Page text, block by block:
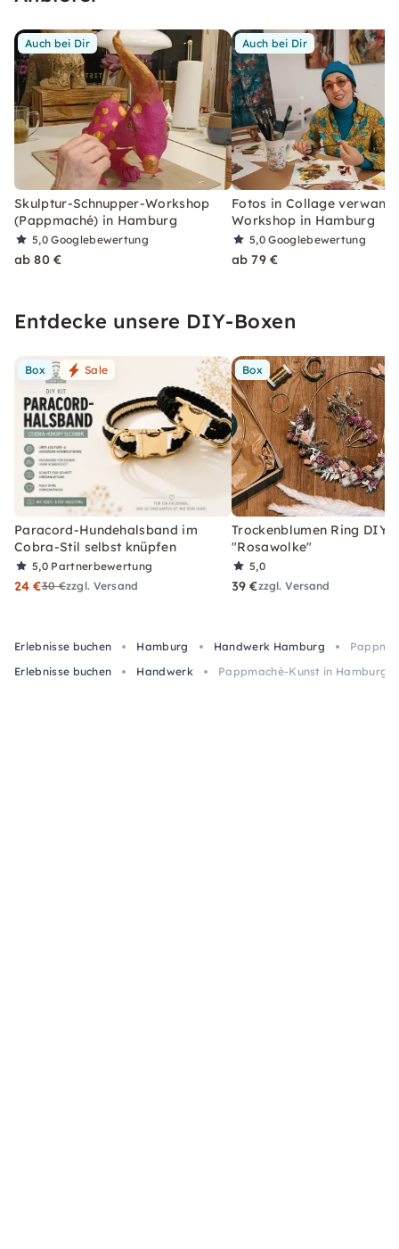
Auch bei Dir
Skulptur-Schnupper-Workshop
(Pappmaché) in Hamburg
5,0Googlebewertung
ab 80 €
Auch bei Dir
Fotos in Collage
Workshop in Hamburg
5,0Googlebewertung
ab 79 €
Entdecke unsere DIY-Boxen
Box Sale
Paracord-Hundehalsband im
Cobra-Stil selbst knüpfen
5,0 Partnerbewertung
24 €30 €zzgl. Versand
Box
Trockenblumen Ring DIY-
"Rosawolke"
5,0
39 €zzgl. Versand
Erlebnisse buchen Hamburg Handwerk Hamburg
Erlebnisse buchen
Handwerk Pappmaché-Kunst in